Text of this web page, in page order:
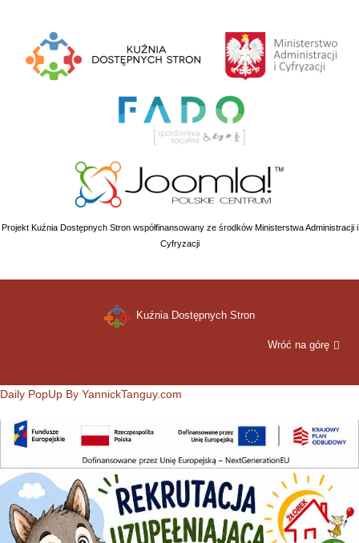
Projekt Kuźnia Dostępnych Stron współfinansowany ze środków Ministerstwa Administracji i
Cyfryzacji
Kuźnia Dostępnych Stron
Wróć na górę
Daily PopUp By YannickTanguy.com